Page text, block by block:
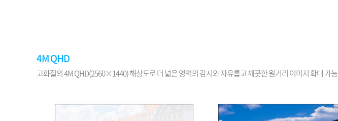
AI
NVR / DVR
4M QHD
고화질의 4M QHD(2560×1440) 해상도로 더 넓은 영역의 감시와 자유롭고 깨끗한 원거리 이미지 확대 가능